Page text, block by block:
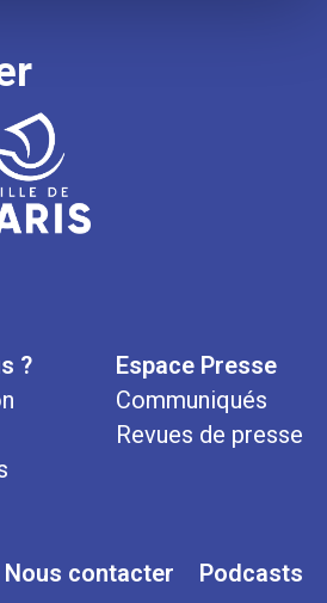
?
Espace Presse
Communiqués
Revues de presse
Nous contacter Podcasts